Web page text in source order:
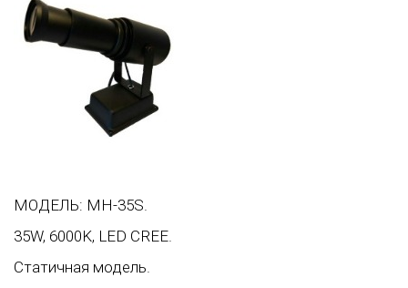
МОДЕЛЬ: MH-35S.
35W, 6000K, LED CREE.
Статичная модель.